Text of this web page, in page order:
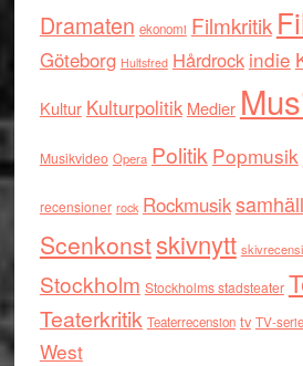
Dramaten ekonomi Filmkritik
Göteborg Hultsfred Hårdrock indie
Kultur Kulturpolitik Medier
Musikvideo Opera Politik Popmusik
recensioner rock Rockmusik
Scenkonstskivnytt
Stockholm Stockholms stadsteater
Teaterkritik Teaterrecension tv TV-serie
West